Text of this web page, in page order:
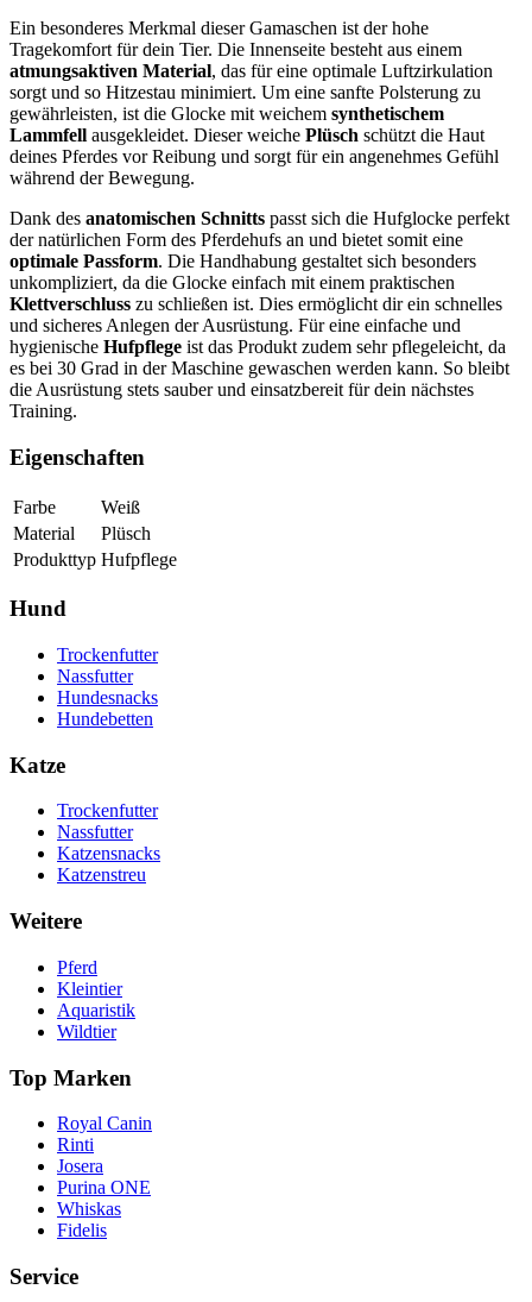
Ein besonderes Merkmal dieser Gamaschen ist der hohe
Tragekomfort für dein Tier. Die Innenseite besteht aus einem
atmungsaktiven Material, das für eine optimale Luftzirkulation
sorgt und so Hitzestau minimiert. Um eine sanfte Polsterung zu
gewährleisten, ist die Glocke mit weichem synthetischem
Lammfell ausgekleidet. Dieser weiche Plüsch schützt die Haut
deines Pferdes vor Reibung und sorgt für ein angenehmes Gefühl
während der Bewegung.
Dank des anatomischen Schnitts passt sich die Hufglocke perfekt
der natürlichen Form des Pferdehufs an und bietet somit eine
optimale Passform. Die Handhabung gestaltet sich besonders
unkompliziert, da die Glocke einfach mit einem praktischen
Klettverschluss zu schließen ist. Dies ermöglicht dir ein schnelles
und sicheres Anlegen der Ausrüstung. Für eine einfache und
hygienische Hufpflege ist das Produkt zudem sehr pflegeleicht, da
es bei 30 Grad in der Maschine gewaschen werden kann. So bleibt
die Ausrüstung stets sauber und einsatzbereit für dein nächstes
Training.
Eigenschaften
Farbe
Weiß
Material
Plüsch
Produkttyp Hufpflege
Hund
Trockenfutter
Nassfutter
Hundesnacks
Hundebetten
Katze
Trockenfutter
Nassfutter
Katzensnacks
Katzenstreu
Weitere
Pferd
Kleintier
Aquaristik
Wildtier
Top Marken
Royal Canin
Rinti
Josera
Purina ONE
Whiskas
Fidelis
Service